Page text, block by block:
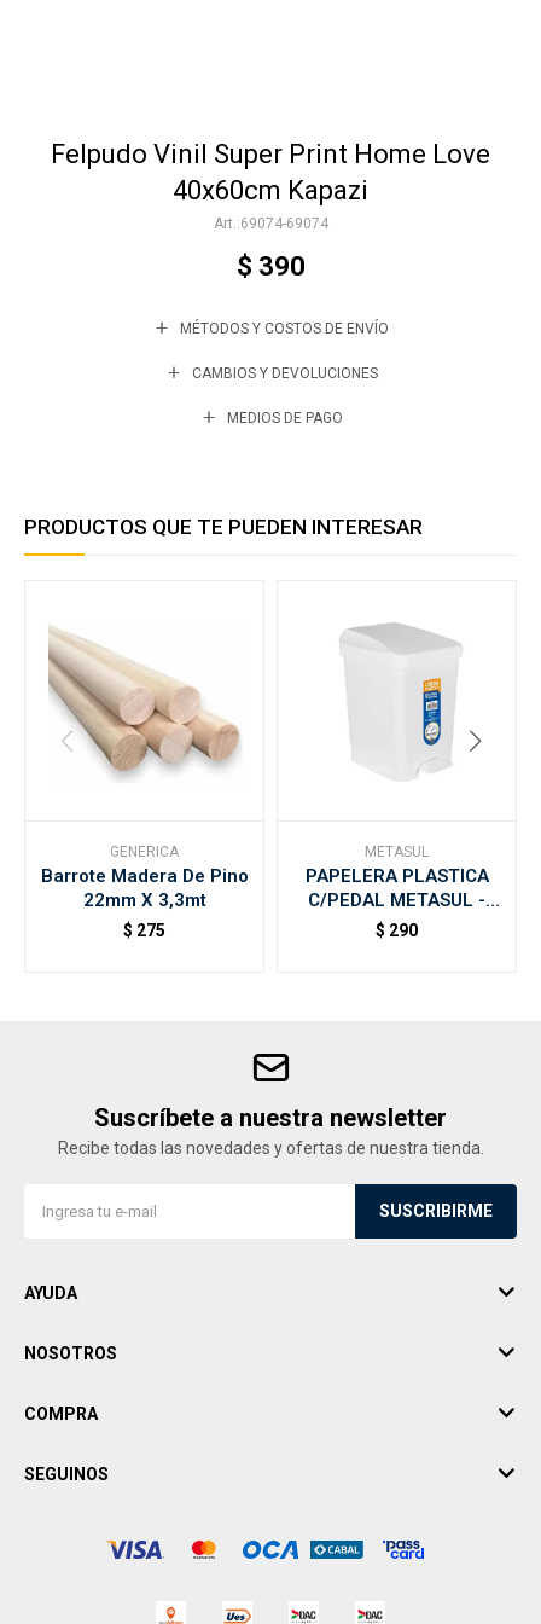
Felpudo Vinil Super Print Home Love
40x60cm Kapazi
69074-69074
$ 390
MÉTODOS Y COSTOS DE ENVÍO
CAMBIOS Y DEVOLUCIONES
MEDIOS DE PAGO
PRODUCTOS QUE TE PUEDEN INTERESAR
GENERICA
Barrote Madera De Pino
22mm X 3,3mt
$ 275
METASUL
PAPELERA PLASTICA
C/PEDAL METASUL -
Blanca
$ 290
Suscríbete a nuestra newsletter
Recibe todas las novedades y ofertas de nuestra tienda.
SUSCRIBIRME
AYUDA
NOSOTROS
COMPRA
SEGUINOS
Varios